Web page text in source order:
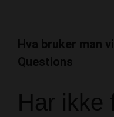
Hva bruker man
Questions
Har ikke